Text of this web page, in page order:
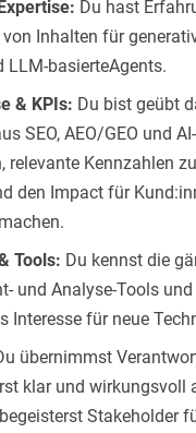
Du hast
Inhalten für
LLM-basierteAgents.
& KPIs: Du bist geübt
SEO, AEO/GEO und
relevante Kennzahlen zu
den Impact für
Tools: Du kennst die
und Analyse-Tools
Interesse für neue
übernimmst
klar und wirkungsvoll
Stakeholder